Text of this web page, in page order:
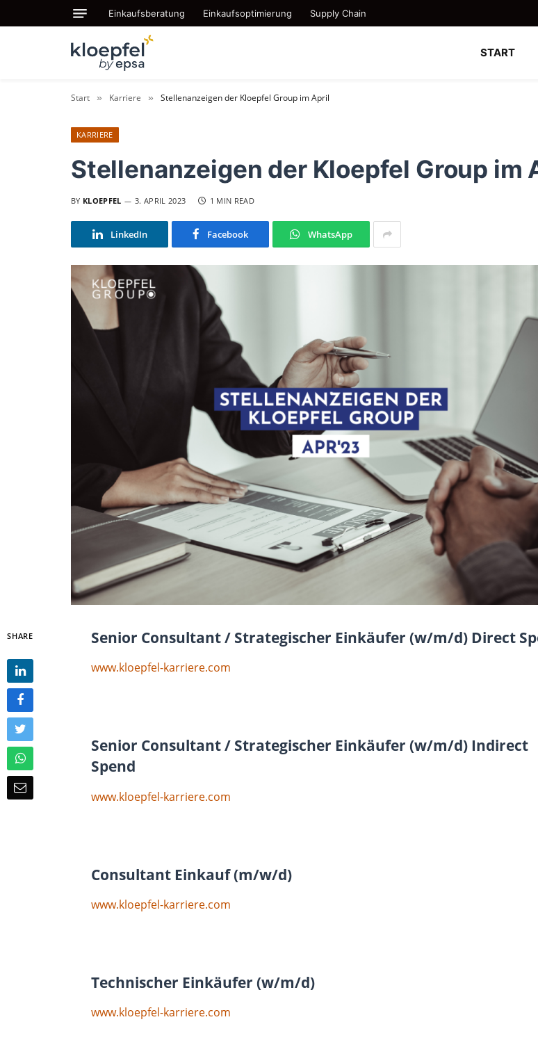
Einkaufsberatung Einkaufsoptimierung Supply Chain
START
Start » Karriere » Stellenanzeigen der Kloepfel Group im April
KARRIERE
Stellenanzeigen der Kloepfel Group im
BY KLOEPFEL 3. APRIL 2023 1 MIN READ
LinkedIn Facebook WhatsApp
SHARE Senior Consultant / Strategischer Einkäufer (w/m/d) Direct
www.kloepfel-karriere.com
Senior Consultant / Strategischer Einkäufer (w/m/d) Indirect
Spend
www.kloepfel-karriere.com
Consultant Einkauf (m/w/d)
www.kloepfel-karriere.com
Technischer Einkäufer (w/m/d)
www.kloepfel-karriere.com